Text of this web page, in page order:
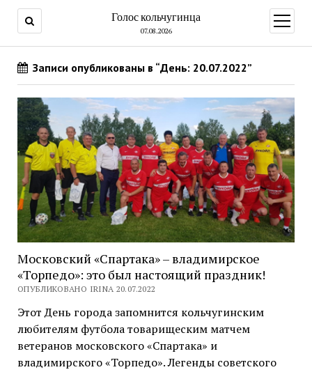
Голос кольчугинца
07.08.2026
меню
Записи опубликованы в “День: 20.07.2022”
Московский «Спартака» – владимирское
«Торпедо»: это был настоящий праздник!
ОПУБЛИКОВАНО IRINA 20.07.2022
Этот День города запомнится кольчугинским
любителям футбола товарищеским матчем
ветеранов московского «Спартака» и
владимирского «Торпедо». Легенды советского